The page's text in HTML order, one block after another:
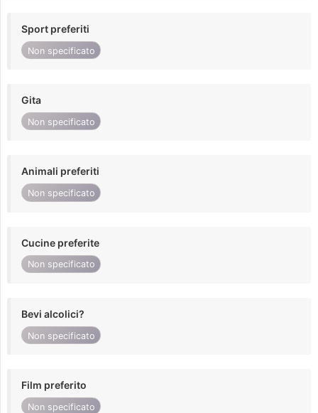
Sport preferiti
Non specificato
Gita
Non specificato
Animali preferiti
Non specificato
Cucine preferite
Non specificato
Bevi alcolici?
Non specificato
Film preferito
Non specificato